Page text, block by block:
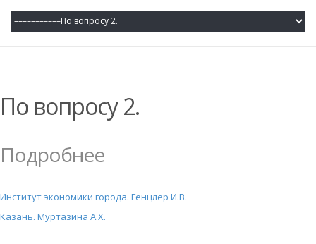
По вопросу 2.
Подробнее
Институт экономики города. Генцлер И.В.
Казань. Муртазина А.Х.